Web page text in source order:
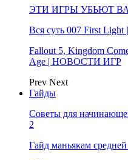
ЭТИ ИГРЫ УБЬЮТ
Вся суть 007 First
Fallout 5, Kingdom
Age | НОВОСТИ ИГР
Prev Next
Гайды
Советы для
2
Гайд маньякам